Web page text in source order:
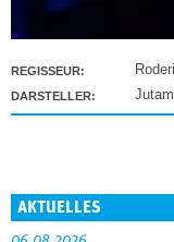
REGISSEUR:
DARSTELLER:
AKTUELLES